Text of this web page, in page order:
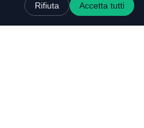
Rifiuta Accetta tutti